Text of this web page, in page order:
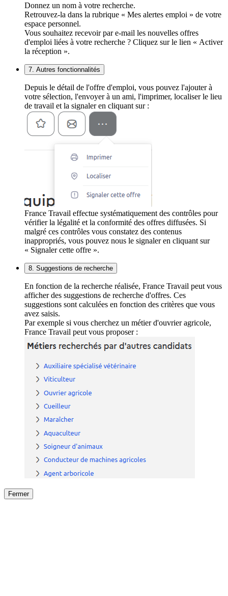
Donnez un nom à votre recherche.
Retrouvez-la dans la rubrique « Mes alertes emploi » de votre
espace personnel.
Vous souhaitez recevoir par e-mail les nouvelles offres
d'emploi liées à votre recherche ? Cliquez sur le lien « Activer
la réception ».
7. Autres fonctionnalités
Depuis le détail de l'offre d'emploi, vous pouvez l'ajouter à
votre sélection, l'envoyer à un ami, l'imprimer, localiser le lieu
de travail et la signaler en cliquant sur :
France Travail effectue systématiquement des contrôles pour
vérifier la légalité et la conformité des offres diffusées. Si
malgré ces contrôles vous constatez des contenus
inappropriés, vous pouvez nous le signaler en cliquant sur
« Signaler cette offre ».
8. Suggestions de recherche
En fonction de la recherche réalisée, France Travail peut vous
afficher des suggestions de recherche d'offres. Ces
suggestions sont calculées en fonction des critères que vous
avez saisis.
Par exemple si vous cherchez un métier d'ouvrier agricole,
France Travail peut vous proposer :
Fermer